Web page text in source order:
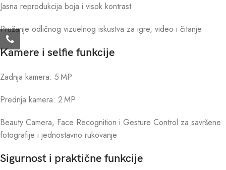
Jasna reprodukcija boja i visok kontrast
Pružanje odličnog vizuelnog iskustva za igre, video i čitanje
Kamere i selfie funkcije
Zadnja kamera: 5 MP
Prednja kamera: 2 MP
Beauty Camera, Face Recognition i Gesture Control za savršene
fotografije i jednostavno rukovanje
Sigurnost i praktične funkcije